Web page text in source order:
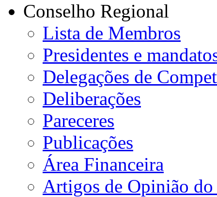
Conselho Regional
Lista de Membros
Presidentes e
Delegações de
Deliberações
Pareceres
Publicações
Área Financeira
Artigos de Opinião do